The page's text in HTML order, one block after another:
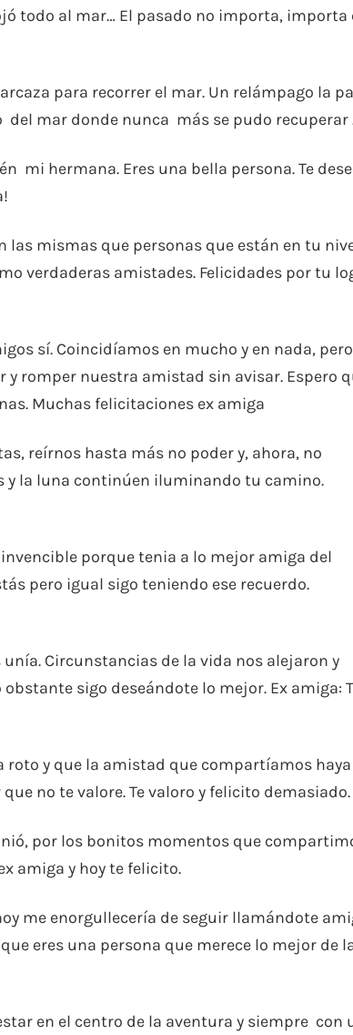
todo al mar… El pasado no importa, importa
para recorrer el mar. Un relámpago la
del mar donde nunca más se pudo recuperar
mi hermana. Eres una bella persona. Te
las mismas que personas que están en tu
verdaderas amistades. Felicidades por tu
sí. Coincidíamos en mucho y en nada, pero
romper nuestra amistad sin avisar. Espero
Muchas felicitaciones ex amiga
reírnos hasta más no poder y, ahora, no
y la luna continúen iluminando tu camino.
porque tenia a lo mejor amiga del
pero igual sigo teniendo ese recuerdo.
Circunstancias de la vida nos alejaron y
sigo deseándote lo mejor. Ex amiga:
roto y que la amistad que compartíamos haya
no te valore. Te valoro y felicito demasiado.
por los bonitos momentos que
amiga y hoy te felicito.
me enorgullecería de seguir llamándote
eres una persona que merece lo mejor de
en el centro de la aventura y siempre con